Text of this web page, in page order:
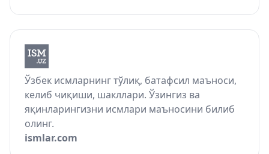
Ўзбек исмларнинг тўлиқ, батафсил маъноси,
келиб чиқиши, шакллари. Ўзингиз ва
яқинларингизни исмлари маъносини билиб
олинг.
ismlar.com